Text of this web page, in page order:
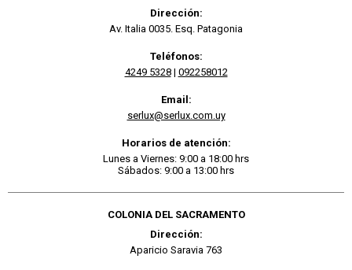
Dirección:
Av. Italia 0035. Esq. Patagonia
Teléfonos:
4249 5328| 092258012
Email:
serlux@serlux.com.uy
Horarios de atención:
Lunes a Viernes: 9:00 a 18:00 hrs
Sábados: 9:00 a 13:00 hrs
COLONIA DEL SACRAMENTO
Dirección:
Aparicio Saravia 763